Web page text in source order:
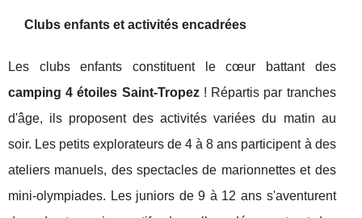
Clubs enfants et activités encadrées
Les clubs enfants constituent le cœur battant des
camping 4 étoiles Saint-Tropez! Répartis par tranches
d'âge, ils proposent des activités variées du matin au
soir. Les petits explorateurs de 4 à 8 ans participent à des
ateliers manuels, des spectacles de marionnettes et des
mini-olympiades. Les juniors de 9 à 12 ans s'aventurent